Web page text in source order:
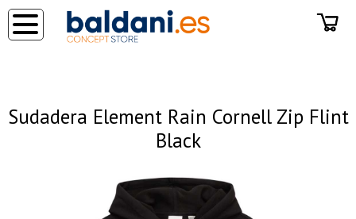
Sudadera Element Rain Cornell Zip Flint
Black